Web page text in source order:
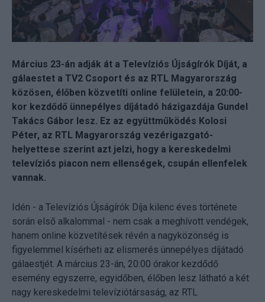
Március 23-án adják át a Televíziós Újságírók Díját, a
gálaestet a TV2 Csoport és az RTL Magyarország
közösen, élőben közvetíti online felületein, a 20:00-
kor kezdődő ünnepélyes díjátadó házigazdája Gundel
Takács Gábor lesz. Ez az együttműködés Kolosi
Péter, az RTL Magyarország vezérigazgató-
helyettese szerint azt jelzi, hogy a kereskedelmi
televíziós piacon nem ellenségek, csupán ellenfelek
vannak.
Idén - a Televíziós Újságírók Díja kilenc éves története
során első alkalommal - nem csak a meghívott vendégek,
hanem online közvetítések révén a nagyközönség is
figyelemmel kísérheti az elismerés ünnepélyes díjátadó
gálaestjét. A március 23-án, 20:00 órakor kezdődő
esemény egyszerre, egyidőben, élőben lesz látható a két
nagy kereskedelmi televíziótársaság, az RTL